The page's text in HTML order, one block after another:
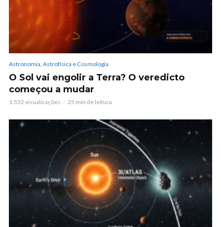
Astronomia, Astrofísica e Cosmologia
O Sol vai engolir a Terra? O veredicto
começou a mudar
1.532 visualizações 25 min de leitura